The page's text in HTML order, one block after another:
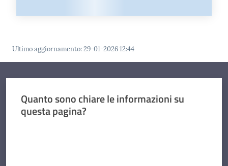
Ultimo aggiornamento:29-01-2026 12:44
Quanto sono chiare le informazioni su
questa pagina?